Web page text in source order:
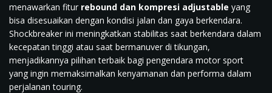
menawarkan fitur rebound dan kompresi adjustable yang
bisa disesuaikan dengan kondisi jalan dan gaya berkendara.
Shockbreaker ini meningkatkan stabilitas saat berkendara dalam
kecepatan tinggi atau saat bermanuver di tikungan,
menjadikannya pilihan terbaik bagi pengendara motor sport
yang ingin memaksimalkan kenyamanan dan performa dalam
perjalanan touring.